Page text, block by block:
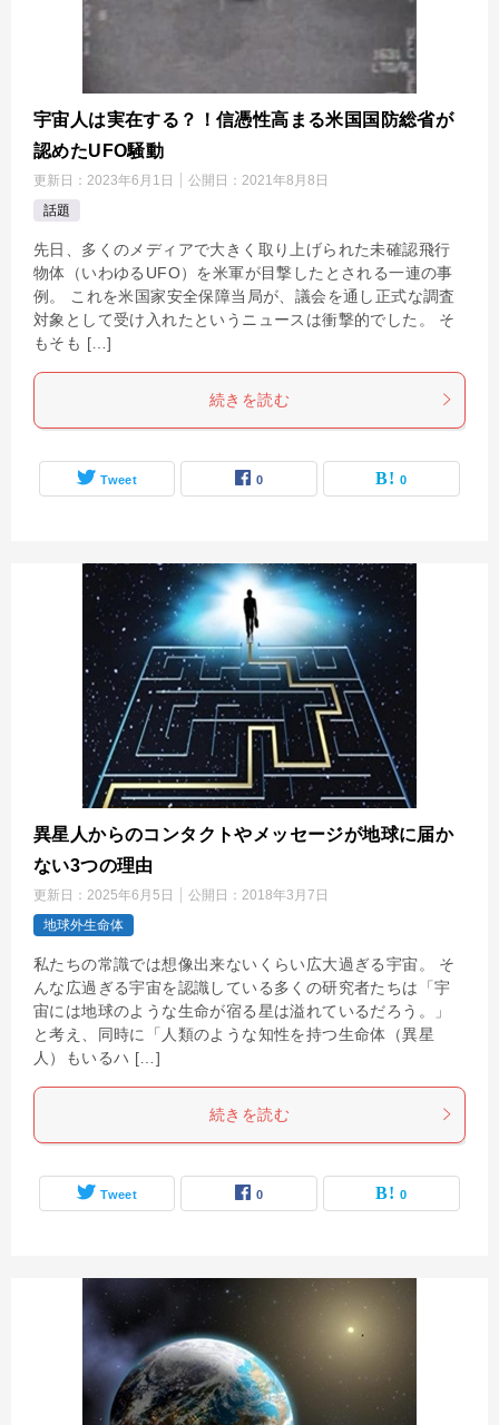
宇宙人は実在する？！信憑性高まる米国国防総省が
認めたUFO騒動
更新日： 2023年6月1日 公開日： 2021年8月8日
話題
先日、多くのメディアで大きく取り上げられた未確認飛行
物体（いわゆるUFO）を米軍が目撃したとされる一連の事
例。 これを米国家安全保障当局が、議会を通し正式な調査
対象として受け入れたというニュースは衝撃的でした。 そ
もそも […]
続きを読む
Tweet 0 0
異星人からのコンタクトやメッセージが地球に届か
ない3つの理由
更新日： 2025年6月5日 公開日： 2018年3月7日
地球外生命体
私たちの常識では想像出来ないくらい広大過ぎる宇宙。 そ
んな広過ぎる宇宙を認識している多くの研究者たちは「宇
宙には地球のような生命が宿る星は溢れているだろう。」
と考え、同時に「人類のような知性を持つ生命体（異星
人）もいるハ […]
続きを読む
Tweet 0 0